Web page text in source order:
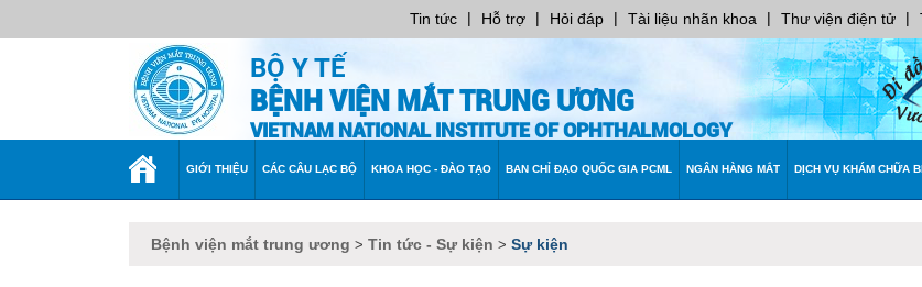
Tin tức | Hỗ trợ | Hỏi đáp | Tài liệu nhãn khoa | Thư viện điện tử |
BỘ Y TẾ
BỆNH VIỆN MẮT TRUNG ƯƠNG
VIETNAM NATIONAL INSTITUTE OF OPHTHALMOLOGY
TRANG GIỚI THIỆU CÁC CÂU LẠC BỘ KHOA HỌC - ĐÀO TẠO BAN CHỈ ĐẠO QUỐC GIA PCML NGÂN HÀNG MẮT DỊCH VỤ KHÁM CHỮA
Bệnh viện mắt trung ương > Tin tức - Sự kiện > Sự kiện